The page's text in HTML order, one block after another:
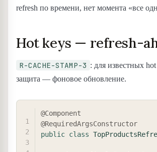
refresh по времени, нет момента «все
Hot keys — refresh-
R-CACHE-STAMP-3 : для известных
защита — фоновое обновление.
@Component
@RequiredArgsConstructor
public class